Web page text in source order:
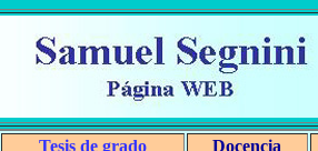
Tesis de grado Docencia